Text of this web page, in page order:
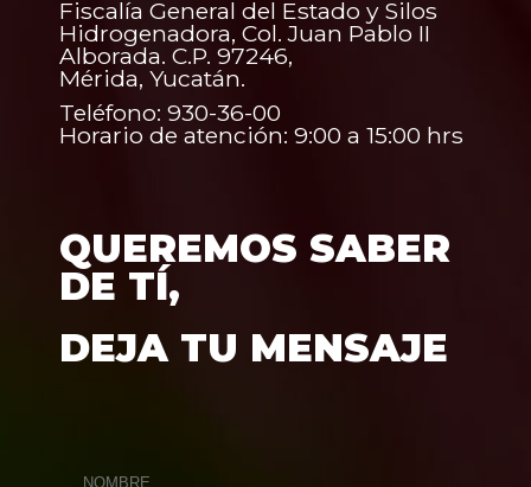
Fiscalía General del Estado y Silos
Hidrogenadora, Col. Juan Pablo II
Alborada. C.P. 97246,
Mérida, Yucatán.
Teléfono: 930-36-00
Horario de atención: 9:00 a 15:00 hrs
QUEREMOS SABER
DE TÍ,
DEJA TU MENSAJE